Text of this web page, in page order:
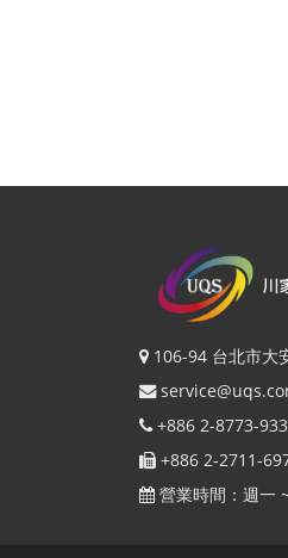
106-94 台北市大
+886 2-8773-
+886 2-2711-
營業時間：週一